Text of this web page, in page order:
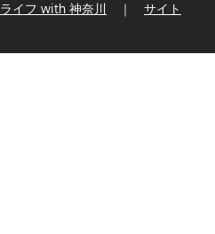
ライフ with 神奈川 ｜ サイト